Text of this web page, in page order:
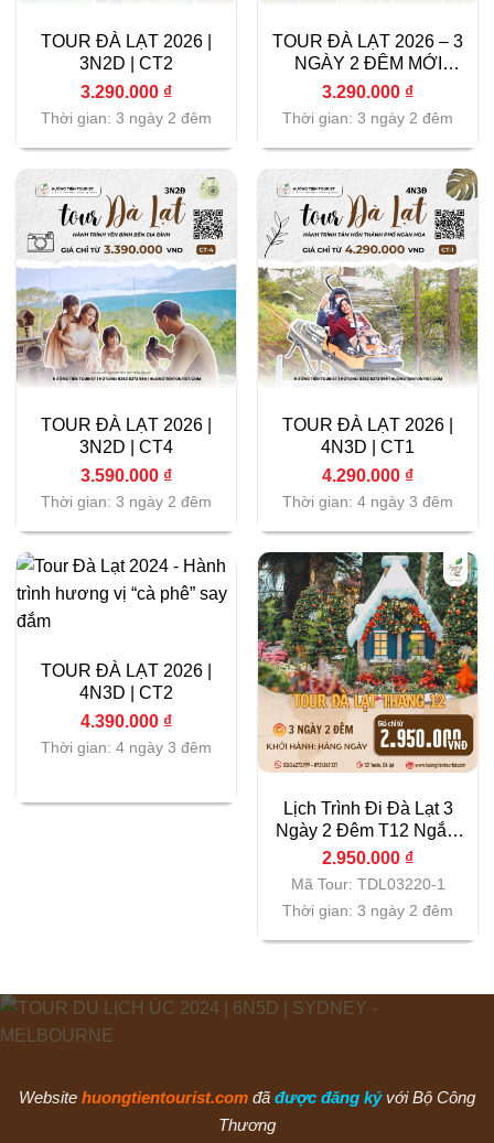
TOUR ĐÀ LẠT 2026 |
3N2D | CT2
3.290.000 ₫
Thời gian: 3 ngày 2 đêm
TOUR ĐÀ LẠT 2026 – 3
NGÀY 2 ĐÊM MỚI
NHẤT (CT 3)
3.290.000 ₫
Thời gian: 3 ngày 2 đêm
TOUR ĐÀ LẠT 2026 |
3N2D | CT4
3.590.000 ₫
Thời gian: 3 ngày 2 đêm
TOUR ĐÀ LẠT 2026 |
4N3D | CT1
4.290.000 ₫
Thời gian: 4 ngày 3 đêm
TOUR ĐÀ LẠT 2026 |
4N3D | CT2
4.390.000 ₫
Thời gian: 4 ngày 3 đêm
Lịch Trình Đi Đà Lạt 3
Ngày 2 Đêm T12 Ngắm
Cảnh Đẹp
2.950.000 ₫
Mã Tour: TDL03220-1
Thời gian: 3 ngày 2 đêm
Website huongtientourist.com đã được đăng ký với Bộ Công
Thương